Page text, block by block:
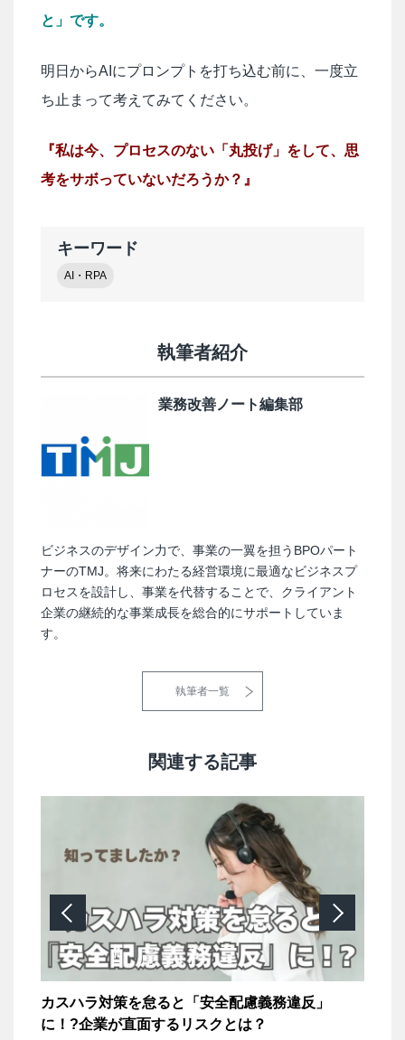
と」です。
明日からAIにプロンプトを打ち込む前に、一度立
ち止まって考えてみてください。
『私は今、プロセスのない「丸投げ」をして、思
考をサボっていないだろうか？』
キーワード
AI・RPA
執筆者紹介
業務改善ノート編集部
ビジネスのデザイン力で、事業の一翼を担うBPOパート
ナーのTMJ。将来にわたる経営環境に最適なビジネスプ
ロセスを設計し、事業を代替することで、クライアント
企業の継続的な事業成長を総合的にサポートしていま
す。
執筆者一覧
関連する記事
カスハラ対策を怠ると「安全配慮義務違反」
に！?企業が直面するリスクとは？